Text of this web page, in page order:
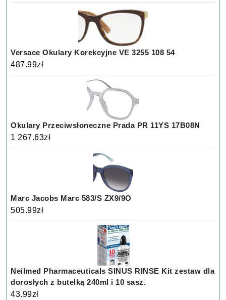
Versace Okulary Korekcyjne VE 3255 108 54
487.99zł
Okulary Przeciwsłoneczne Prada PR 11YS 17B08N
1 267.63zł
Marc Jacobs Marc 583/S ZX9/9O
505.99zł
Neilmed Pharmaceuticals SINUS RINSE Kit zestaw dla
dorosłych z butelką 240ml i 10 sasz.
43.99zł